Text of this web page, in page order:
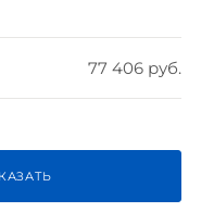
77 406 руб.